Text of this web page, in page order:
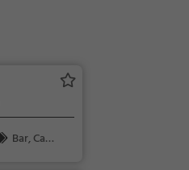
Bar, Café,